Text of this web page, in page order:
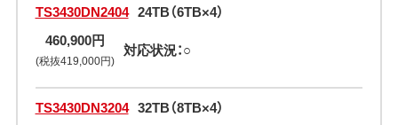
TS3430DN2404 24TB（6TB×4）
460,900円
(税抜419,000円)
対応状況：○
TS3430DN3204 32TB（8TB×4）